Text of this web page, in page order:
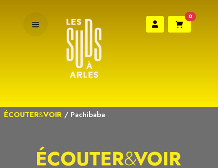
0
ÉCOUTER&VOIR / Pachibaba